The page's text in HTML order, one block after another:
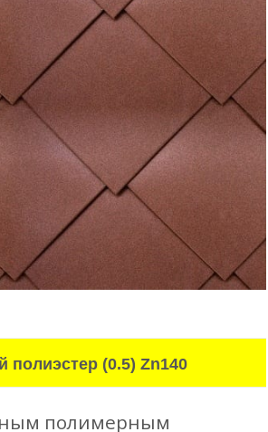
полиэстер (0.5) Zn140
полимерным